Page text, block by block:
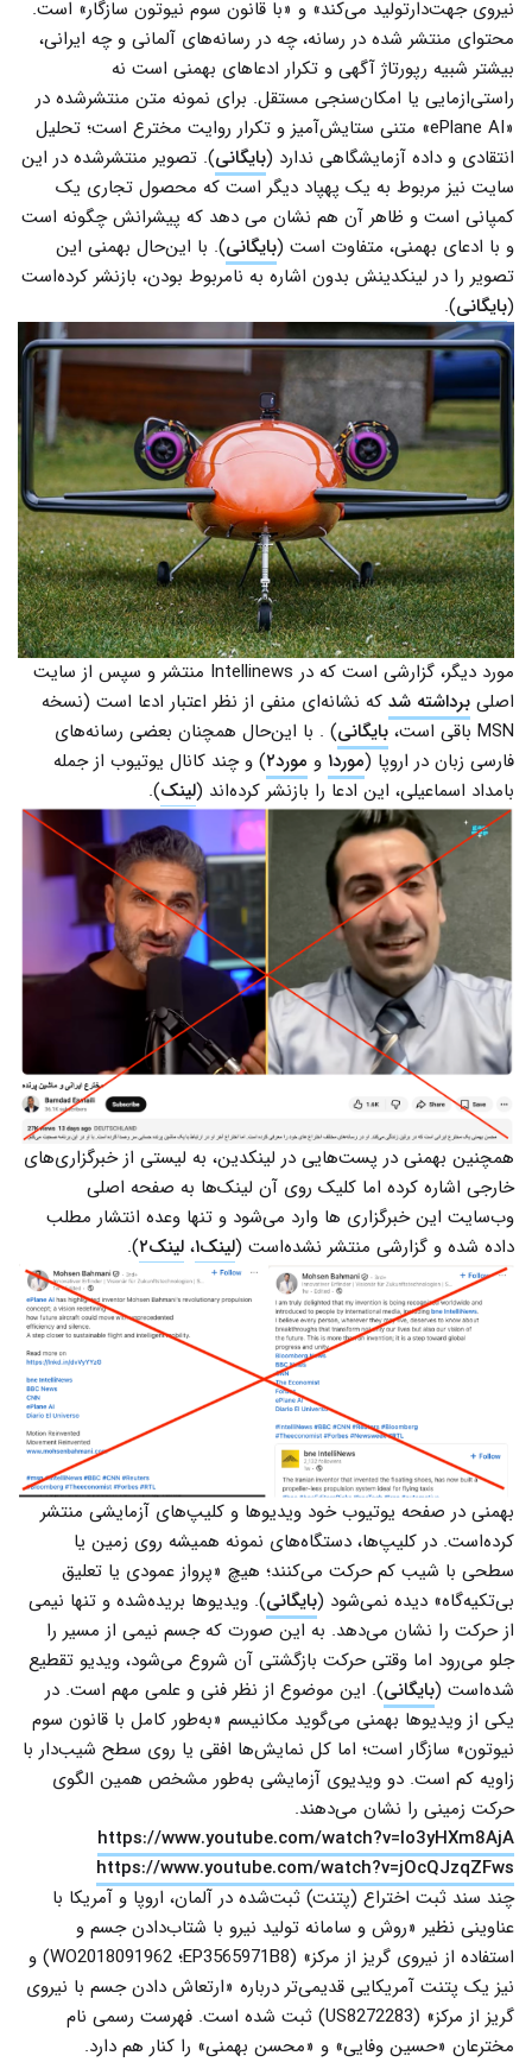
نیروی جهت‌دارتولید می‌کند» و «با قانون سوم نیوتون سازگار» است.
محتوای منتشر شده در رسانه، چه در رسانه‌های آلمانی و چه ایرانی،
بیشتر شبیه رپورتاژ آگهی و تکرار ادعاهای بهمنی است نه
راستی‌‌ازمایی یا امکان‌سنجی مستقل. برای نمونه متن منتشر‌شده در
«ePlane AI» متنی ستایش‌آمیز و تکرار روایت مخترع است؛ تحلیل
انتقادی و داده آزمایشگاهی ندارد (بایگانی). تصویر منتشر‌شده در این
سایت نیز مربوط به یک پهپاد دیگر است که محصول تجاری یک
کمپانی است و ظاهر آن هم نشان می دهد که پیشرانش چگونه است
و با ادعای بهمنی، متفاوت است (بایگانی). با این‌حال بهمنی این
تصویر را در لینکدینش بدون اشاره به نامربوط بودن، بازنشر کرده‌است
(بایگانی).
مورد دیگر، گزارشی است که در Intellinews منتشر و سپس از سایت
اصلی برداشته شد که نشانه‌ای منفی از نظر اعتبار ادعا است (نسخه
MSN باقی است،
بایگانی) . با این‌حال همچنان بعضی رسانه‌های
فارسی زبان در اروپا (مورد۱ و مورد۲ ) و چند کانال یوتیوب از جمله
بامداد اسماعیلی، این ادعا را بازنشر کرده‌اند (لینک).
همچنین بهمنی در پست‌هایی در لینکدین، به لیستی از خبرگزاری‌های
خارجی اشاره کرده اما کلیک روی آن لینک‌ها به صفحه اصلی
وب‌سایت این خبرگزاری ها وارد می‌شود و تنها وعده انتشار مطلب
داده شده و گزارشی منتشر نشده‌است (لینک۱ ، لینک۲ ).
بهمنی در صفحه یوتیوب خود ویدیوها و کلیپ‌های آزمایشی منتشر
کرده‌است. در کلیپ‌ها، دستگاه‌های نمونه همیشه روی زمین یا
سطحی با شیب کم حرکت می‌کنند؛ هیچ «پرواز عمودی یا تعلیق
بی‌تکیه‌گاه» دیده نمی‌شود (بایگانی). ویدیوها بریده‌شده و تنها نیمی
از حرکت را نشان می‌دهد. به این صورت که جسم نیمی از مسیر را
جلو می‌رود اما وقتی حرکت بازگشتی آن شروع می‌شود، ویدیو تقطیع
شده‌است (بایگانی). این موضوع از نظر فنی و علمی مهم است. در
یکی از ویدیوها بهمنی می‌گوید مکانیسم «به‌طور کامل با قانون سوم
نیوتون» سازگار است؛ اما کل نمایش‌ها افقی یا روی سطح شیب‌دار با
زاویه کم است. دو ویدیوی آزمایشی به‌طور مشخص همین الگوی
حرکت زمینی را نشان می‌دهند.
https://www.youtube.com/watch?v=Io3yHXm8AjA
https://www.youtube.com/watch?v=jOcQJzqZFws
چند سند ثبت اختراع (پتنت) ثبت‌شده در آلمان، اروپا و آمریکا با
عناوینی نظیر «روش و سامانه تولید نیرو با شتاب‌دادن جسم و
استفاده از نیروی گریز از مرکز» (EP3565971B8؛ WO2018091962) و
نیز یک پتنت آمریکایی قدیمی‌تر درباره «ارتعاش دادن جسم با نیروی
گریز از مرکز» (US8272283) ثبت شده است. فهرست رسمی نام
مخترعان «حسین وفایی» و «محسن بهمنی» را کنار هم دارد.